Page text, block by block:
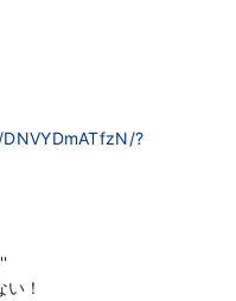
?
！